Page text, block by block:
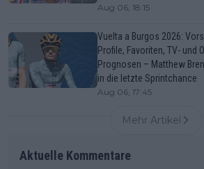
Aug 06, 18:15
Vuelta a Burgos 2026:
Profile, Favoriten, TV- und
Prognosen – Matthew
in die letzte Sprintchance
Aug 06, 17:45
Mehr Artikel
Aktuelle Kommentare